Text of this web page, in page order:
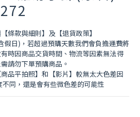
條款與細則】及【退貨政策】
假日)，若超過預購天數我們會負擔運費將
時因商品交貨時間、物流等因素無法得
請勿下單預購商品。
品平拍照】和【影片】較無太大色差因
同，還是會有些微色差的可能性